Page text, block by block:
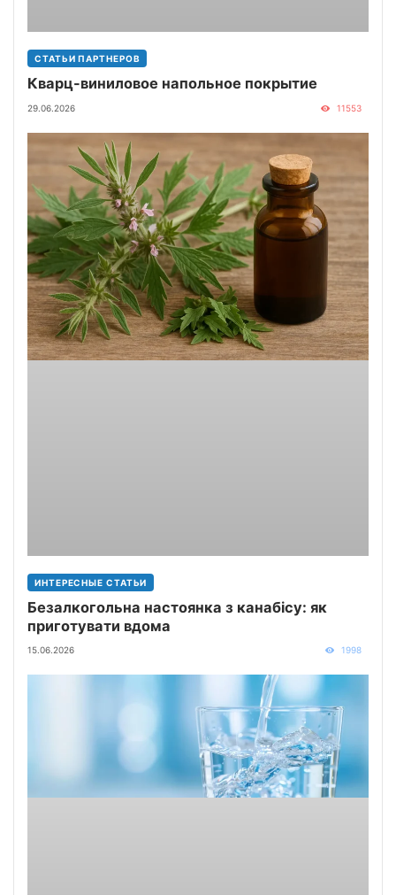
СТАТЬИ ПАРТНЕРОВ
Кварц-виниловое напольное покрытие
29.06.2026 11553
ИНТЕРЕСНЫЕ СТАТЬИ
Безалкогольна настоянка з канабісу: як
приготувати вдома
15.06.2026 1998